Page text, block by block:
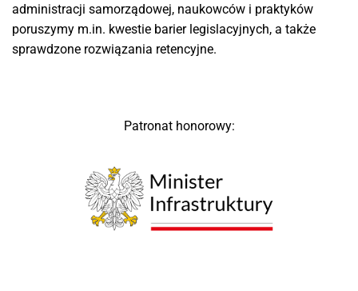
administracji samorządowej, naukowców i praktyków
poruszymy m.in. kwestie barier legislacyjnych, a także
sprawdzone rozwiązania retencyjne.
Patronat honorowy: